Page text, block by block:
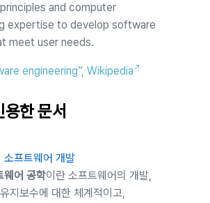
and computer
expertise to develop software
meet user needs.
engineering”, Wikipedia
한 문서
소프트웨어 개발
웨어 공학이란 소프트웨어의 개발,
지보수에 대한 체계적이고,